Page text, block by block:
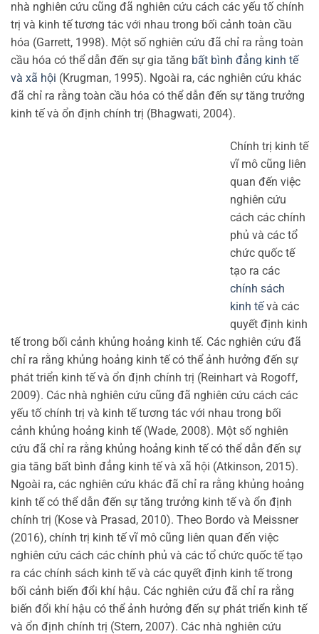
nhà nghiên cứu cũng đã nghiên cứu cách các yếu tố chính
trị và kinh tế tương tác với nhau trong bối cảnh toàn cầu
hóa (Garrett, 1998). Một số nghiên cứu đã chỉ ra rằng toàn
cầu hóa có thể dẫn đến sự gia tăng bất bình đẳng kinh tế
và xã hội (Krugman, 1995). Ngoài ra, các nghiên cứu khác
đã chỉ ra rằng toàn cầu hóa có thể dẫn đến sự tăng trưởng
kinh tế và ổn định chính trị (Bhagwati, 2004).
Chính trị kinh tế
vĩ mô cũng liên
quan đến việc
nghiên cứu
cách các chính
phủ và các tổ
chức quốc tế
tạo ra các
chính sách
kinh tếvà các
quyết định kinh
tế trong bối cảnh khủng hoảng kinh tế. Các nghiên cứu đã
chỉ ra rằng khủng hoảng kinh tế có thể ảnh hưởng đến sự
phát triển kinh tế và ổn định chính trị (Reinhart và Rogoff,
2009). Các nhà nghiên cứu cũng đã nghiên cứu cách các
yếu tố chính trị và kinh tế tương tác với nhau trong bối
cảnh khủng hoảng kinh tế (Wade, 2008). Một số nghiên
cứu đã chỉ ra rằng khủng hoảng kinh tế có thể dẫn đến sự
gia tăng bất bình đẳng kinh tế và xã hội (Atkinson, 2015).
Ngoài ra, các nghiên cứu khác đã chỉ ra rằng khủng hoảng
kinh tế có thể dẫn đến sự tăng trưởng kinh tế và ổn định
chính trị (Kose và Prasad, 2010). Theo Bordo và Meissner
(2016), chính trị kinh tế vĩ mô cũng liên quan đến việc
nghiên cứu cách các chính phủ và các tổ chức quốc tế tạo
ra các chính sách kinh tế và các quyết định kinh tế trong
bối cảnh biến đổi khí hậu. Các nghiên cứu đã chỉ ra rằng
biến đổi khí hậu có thể ảnh hưởng đến sự phát triển kinh tế
và ổn định chính trị (Stern, 2007). Các nhà nghiên cứu